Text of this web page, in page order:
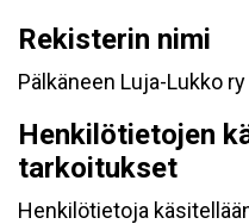
Rekisterin nimi
Pälkäneen Luja-Lukko
Henkilötietojen
tarkoitukset
Henkilötietoja